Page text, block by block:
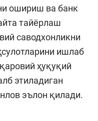
ошириш ва банк
тайёрлаш
саводхонликни
ишлаб
ҳуқуқий
этиладиган
эълон қилади.